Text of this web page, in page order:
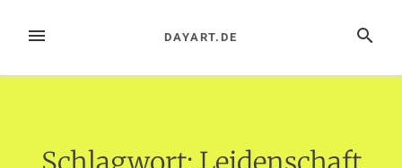
InhaltMENÜ SUCHE
DAYART.DE